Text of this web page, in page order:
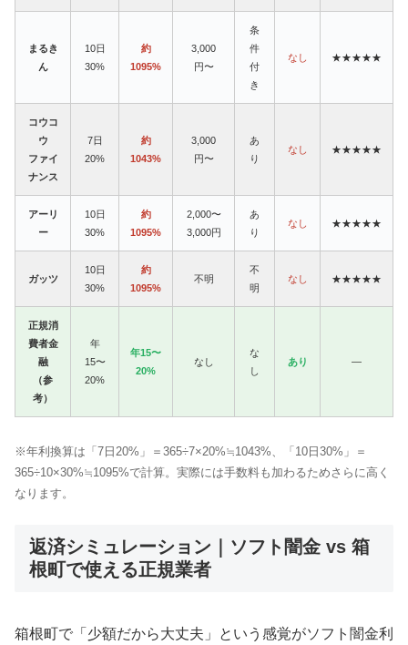
まるき
ん
10日
30%
約
1095%
3,000
円〜
条
件
付
き
なし ★★★★★
コウコ
ウ
ファイ
ナンス
7日
20%
約
1043%
3,000
円〜
あ
り
なし ★★★★★
アーリ
ー
10日
30%
約
1095%
2,000〜
3,000円
あ
り
なし ★★★★★
ガッツ
10日
30%
約
1095%
不明
不
明
なし ★★★★★
正規消
費者金
融
（参
考）
年
15〜
20%
年15〜
20%
なし
な
し
あり —
※年利換算は「7日20%」＝365÷7×20%≒1043%、「10日30%」＝
365÷10×30%≒1095%で計算。実際には手数料も加わるためさらに高く
なります。
返済シミュレーション｜ソフト闇金 vs 箱
根町で使える正規業者
箱根町で「少額だから大丈夫」という感覚がソフト闇金利